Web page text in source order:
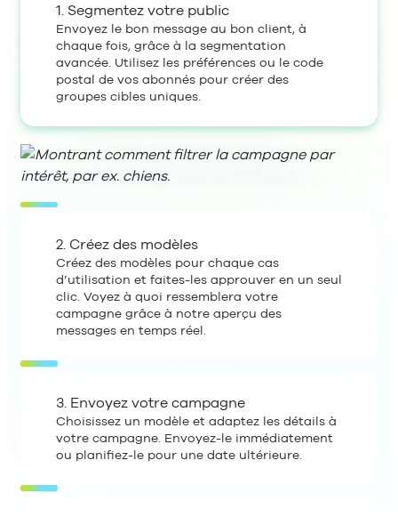
1. Segmentez votre public
Envoyez le bon message au bon client, à
chaque fois, grâce à la segmentation
avancée. Utilisez les préférences ou le code
postal de vos abonnés pour créer des
groupes cibles uniques.
2. Créez des modèles
Créez des modèles pour chaque cas
d’utilisation et faites-les approuver en un seul
clic. Voyez à quoi ressemblera votre
campagne grâce à notre aperçu des
messages en temps réel.
3. Envoyez votre campagne
Choisissez un modèle et adaptez les détails à
votre campagne. Envoyez-le immédiatement
ou planifiez-le pour une date ultérieure.